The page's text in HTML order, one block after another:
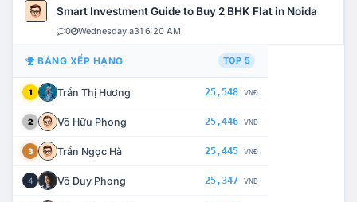
Smart Investment Guide to Buy 2 BHK Flat in Noida
0 Wednesday a31 6:20 AM
BẢNG XẾP HẠNG TOP 5
1 Trần Thị Hương 25,548 VNĐ
2 Võ Hữu Phong 25,446 VNĐ
3 Trần Ngọc Hà 25,445 VNĐ
4 Võ Duy Phong 25,347 VNĐ